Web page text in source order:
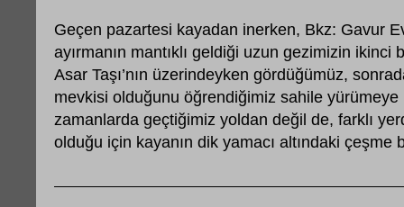
Geçen pazartesi kayadan inerken, Bkz: Gavur
ayırmanın mantıklı geldiği uzun gezimizin ikinci
Asar Taşı’nın üzerindeyken gördüğümüz,
mevkisi olduğunu öğrendiğimiz sahile
zamanlarda geçtiğimiz yoldan değil de, farklı
olduğu için kayanın dik yamacı altındaki